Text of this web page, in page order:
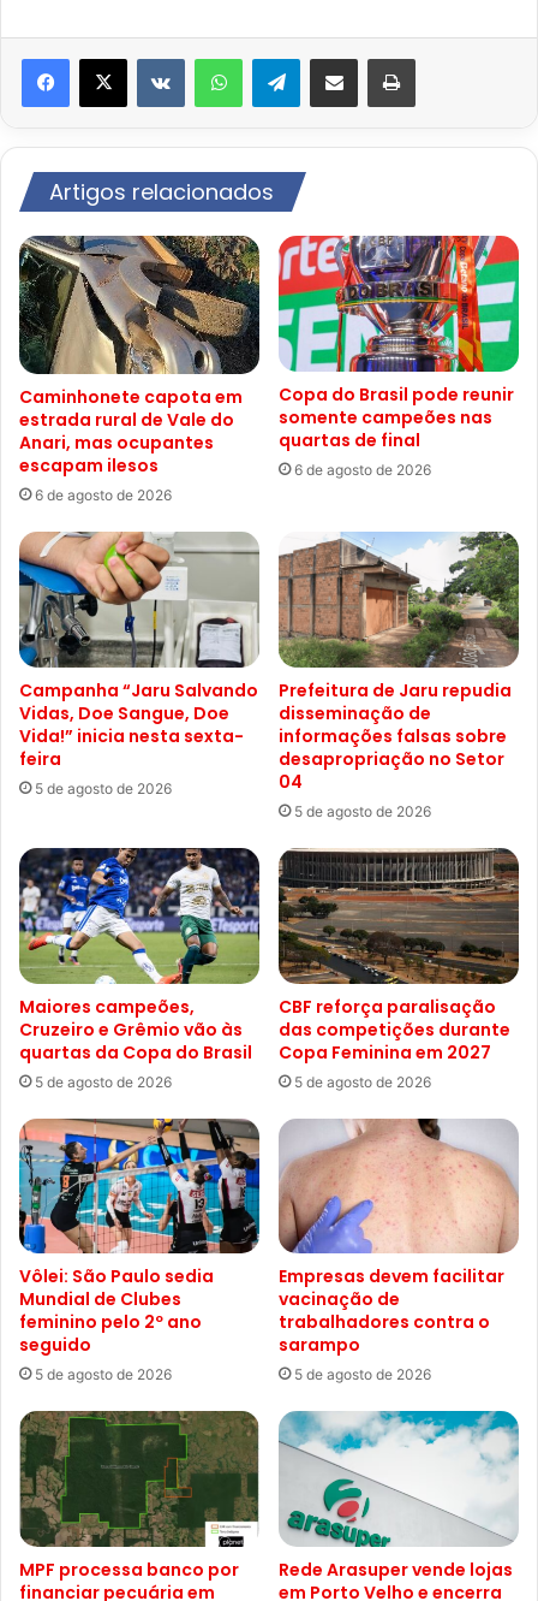
VK WhatsAppTelegramCompartilhar via e-mail Imprimir
Artigos relacionados
Caminhonete capota em
estrada rural de Vale do
Anari, mas ocupantes
escapam ilesos
6 de agosto de 2026
Copa do Brasil pode reunir
somente campeões nas
quartas de final
6 de agosto de 2026
Campanha “Jaru Salvando
Vidas, Doe Sangue, Doe
Vida!” inicia nesta sexta-
feira
5 de agosto de 2026
Prefeitura de Jaru repudia
disseminação de
informações falsas sobre
desapropriação no Setor
04
5 de agosto de 2026
Maiores campeões,
Cruzeiro e Grêmio vão às
quartas da Copa do Brasil
5 de agosto de 2026
CBF reforça paralisação
das competições durante
Copa Feminina em 2027
5 de agosto de 2026
Vôlei: São Paulo sedia
Mundial de Clubes
feminino pelo 2º ano
seguido
5 de agosto de 2026
Empresas devem facilitar
vacinação de
trabalhadores contra o
sarampo
5 de agosto de 2026
MPF processa banco por
financiar pecuária em
Rede Arasuper vende lojas
em Porto Velho e encerra